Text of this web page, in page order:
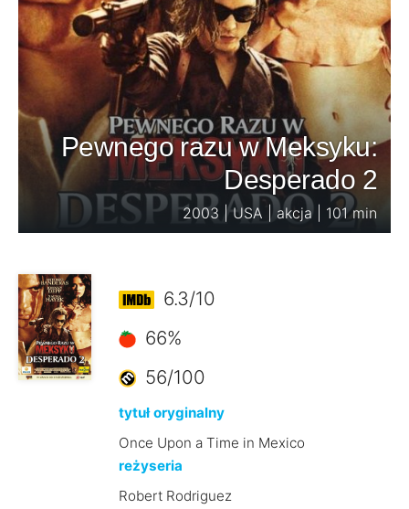
Pewnego razu w Meksyku:
Desperado 2
2003 | USA | akcja | 101 min
6.3/10
66%
56/100
tytuł oryginalny
Once Upon a Time in Mexico
reżyseria
Robert Rodriguez